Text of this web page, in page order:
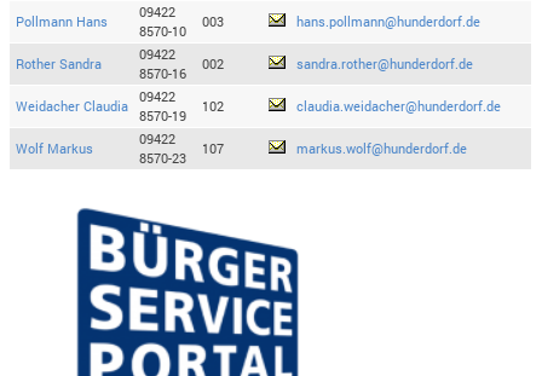
Pollmann Hans
09422
8570-10
003 hans.pollmann@hunderdorf.de
Rother Sandra
09422
8570-16
002 sandra.rother@hunderdorf.de
Weidacher Claudia
09422
8570-19
102 claudia.weidacher@hunderdorf.de
Wolf Markus
09422
8570-23
107 markus.wolf@hunderdorf.de